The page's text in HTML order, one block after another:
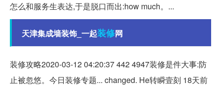
怎么和服务生表达,于是脱口而出:how much。...
天津集成墙装饰_一起装修网
装修攻略2020-03-12 04:20:37 442 4947装修是件大事:防
止被忽悠。今日装修专题... changed. He转瞬壹刻 18天前